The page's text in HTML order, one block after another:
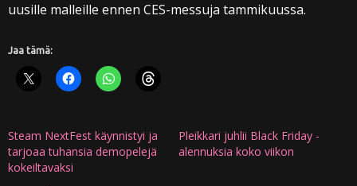
uusille malleille ennen CES-messuja tammikuussa.
Jaa tämä:
Steam NextFest käynnistyi ja
tarjoaa tuhansia demopelejä
kokeiltavaksi
Pleikkari juhlii Black Friday -
alennuksia koko viikon